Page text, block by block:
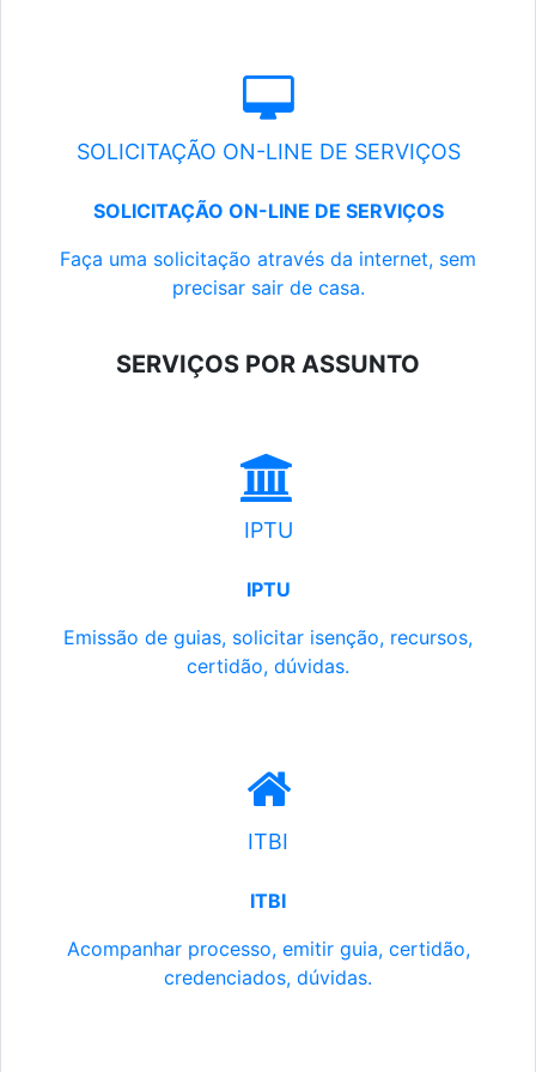
SOLICITAÇÃO ON-LINE DE SERVIÇOS
SOLICITAÇÃO ON-LINE DE SERVIÇOS
Faça uma solicitação através da internet, sem
precisar sair de casa.
SERVIÇOS POR ASSUNTO
IPTU
IPTU
Emissão de guias, solicitar isenção, recursos,
certidão, dúvidas.
ITBI
ITBI
Acompanhar processo, emitir guia, certidão,
credenciados, dúvidas.